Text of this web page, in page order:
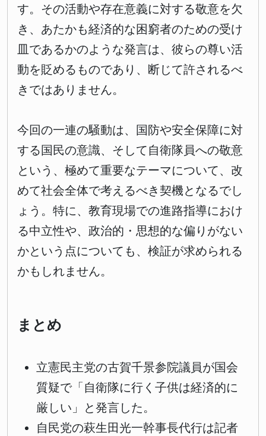
す。その活動や存在意義に対する敬意を欠
き、あたかも経済的な困窮者のための受け
皿であるかのような発言は、彼らの尊い活
動を貶めるものであり、断じて許されるべ
きではありません。
今回の一連の騒動は、国防や安全保障に対
する国民の意識、そして自衛隊員への敬意
という、極めて重要なテーマについて、改
めて社会全体で考えるべき契機となるでし
ょう。特に、教育現場での進路指導におけ
る中立性や、政治的・思想的な偏りがない
かという点についても、検証が求められる
かもしれません。
まとめ
立憲民主党の古賀千景参院議員が国会
質疑で「自衛隊に行く子供は経済的に
厳しい」と発言した。
自民党の萩生田光一幹事長代行は記者